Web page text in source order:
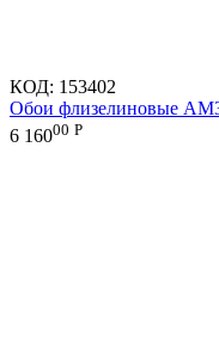
КОД: 153402
Обои флизелиновые
6 16000 Р